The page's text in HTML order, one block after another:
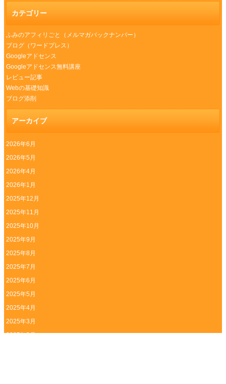
カテゴリー
ふみのアフィリごと（メルマガバックナンバー）
ブログ（ワードプレス）
Googleアドセンス
Googleアドセンス無料講座
レビュー記事
Webの基礎知識
ブログ添削
アーカイブ
2026年6月
2026年5月
2026年4月
2026年1月
2025年12月
2025年11月
2025年10月
2025年9月
2025年8月
2025年7月
2025年6月
2025年5月
2025年4月
2025年3月
2025年2月